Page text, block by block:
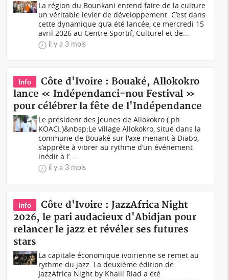
La région du Bounkani entend faire de la culture
un véritable levier de développement. C’est dans
cette dynamique qu’a été lancée, ce mercredi 15
avril 2026 au Centre Sportif, Culturel et de...
il y a 3 mois
Info
Côte d'Ivoire : Bouaké, Allokokro
lance « Indépendanci-nou Festival »
pour célébrer la fête de l'Indépendance
Le président des jeunes de Allokokro (.ph
KOACI.)&nbsp;Le village Allokokro, situé dans la
commune de Bouaké sur l'axe menant à Diabo,
s’apprête à vibrer au rythme d’un événement
inédit à l’...
il y a 3 mois
Info
Côte d'Ivoire : JazzAfrica Night
2026, le pari audacieux d'Abidjan pour
relancer le jazz et révéler ses futures
stars
La capitale économique ivoirienne se remet au
rythme du jazz. La deuxième édition de
JazzAfrica Night by Khalil Riad a été